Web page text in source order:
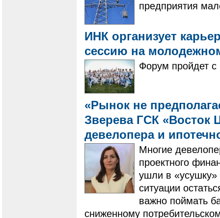
предприятия
ИНК организует
сессию на
Форум пройдет с
«Рынок не
Зверева ГСК «Восток
девелопера и
Многие
проектного
ушли в «усушку»
ситуации
важно поймать
сниженному